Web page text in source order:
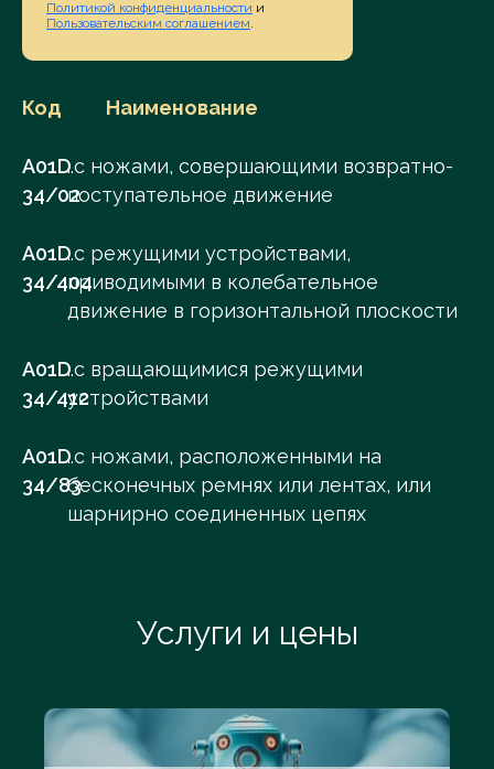
Код Наименование
A01D
34/02
..с ножами, совершающими возвратно-
поступательное движение
A01D
34/404
..с режущими устройствами,
приводимыми в колебательное
движение в горизонтальной плоскости
A01D
34/412
..с вращающимися режущими
устройствами
A01D
34/83
..с ножами, расположенными на
бесконечных ремнях или лентах, или
шарнирно соединенных цепях
Услуги и цены
Политикой конфиденциальности и
Пользовательским соглашением.